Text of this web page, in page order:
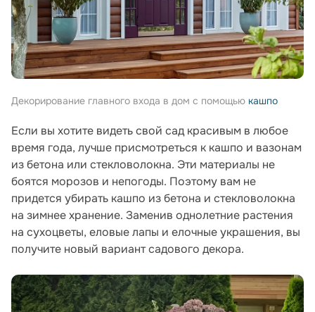
Декорирование главного входа в дом с помощью кашпо
Если вы хотите видеть свой сад красивым в любое
время года, лучше присмотреться к кашпо и вазонам
из бетона или стекловолокна. Эти материалы не
боятся морозов и непогоды. Поэтому вам не
придется убирать кашпо из бетона и стекловолокна
на зимнее хранение. Заменив однолетние растения
на сухоцветы, еловые лапы и елочные украшения, вы
получите новый вариант садового декора.